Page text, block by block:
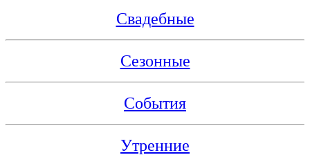
Свадебные
Сезонные
События
Утренние